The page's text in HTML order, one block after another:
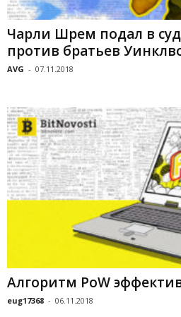
Чарли Шрем подал в
против братьев
AVG - 07.11.2018
Алгоритм PoW
eug17368 - 06.11.2018